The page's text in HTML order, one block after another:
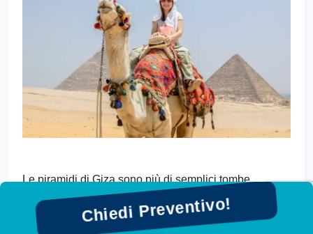
Le piramidi di Giza sono più di semplici tombe
antiche: sono il simbolo dell'ingegno umano, della
perseveranza e del mistero.
Chiedi Preventivo!